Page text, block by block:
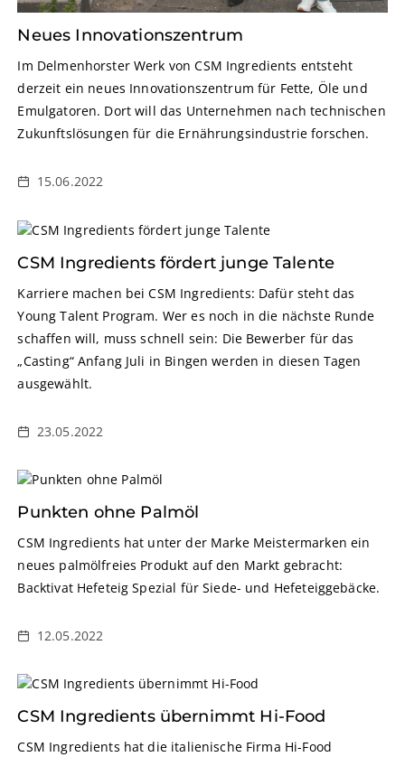
Neues Innovationszentrum
Im Delmenhorster Werk von CSM Ingredients entsteht
derzeit ein neues Innovationszentrum für Fette, Öle und
Emulgatoren. Dort will das Unternehmen nach technischen
Zukunftslösungen für die Ernährungsindustrie forschen.
15.06.2022
CSM Ingredients fördert junge Talente
Karriere machen bei CSM Ingredients: Dafür steht das
Young Talent Program. Wer es noch in die nächste Runde
schaffen will, muss schnell sein: Die Bewerber für das
„Casting“ Anfang Juli in Bingen werden in diesen Tagen
ausgewählt.
23.05.2022
Punkten ohne Palmöl
CSM Ingredients hat unter der Marke Meistermarken ein
neues palmölfreies Produkt auf den Markt gebracht:
Backtivat Hefeteig Spezial für Siede- und Hefeteiggebäcke.
12.05.2022
CSM Ingredients übernimmt Hi-Food
CSM Ingredients hat die italienische Firma Hi-Food